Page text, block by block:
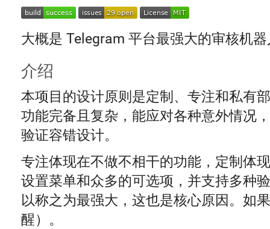
大概是 Telegram 平台最强大的审核机器
介绍
本项目的设计原则是定制、专注和私有
功能完备且复杂，能应对各种意外情况
验证容错设计。
专注体现在不做不相干的功能，定制体
设置菜单和众多的可选项，并支持多种
以称之为最强大，这也是核心原因。如
醒）。